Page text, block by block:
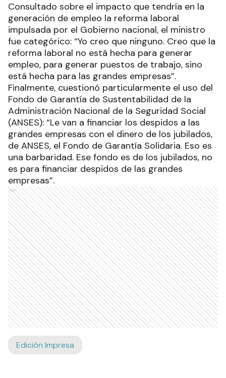
Consultado sobre el impacto que tendría en la
generación de empleo la reforma laboral
impulsada por el Gobierno nacional, el ministro
fue categórico: “Yo creo que ninguno. Creo que la
reforma laboral no está hecha para generar
empleo, para generar puestos de trabajo, sino
está hecha para las grandes empresas”.
Finalmente, cuestionó particularmente el uso del
Fondo de Garantía de Sustentabilidad de la
Administración Nacional de la Seguridad Social
(ANSES): “Le van a financiar los despidos a las
grandes empresas con el dinero de los jubilados,
de ANSES, el Fondo de Garantía Solidaria. Eso es
una barbaridad. Ese fondo es de los jubilados, no
es para financiar despidos de las grandes
empresas”.
Ads
Edición Impresa